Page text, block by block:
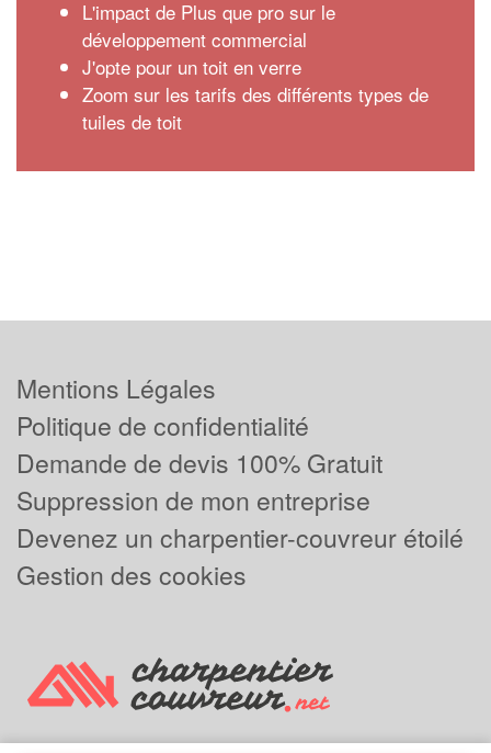
L'impact de Plus que pro sur le
développement commercial
J'opte pour un toit en verre
Zoom sur les tarifs des différents types de
tuiles de toit
Mentions Légales
Politique de confidentialité
Demande de devis 100% Gratuit
Suppression de mon entreprise
Devenez un charpentier-couvreur étoilé
Gestion des cookies